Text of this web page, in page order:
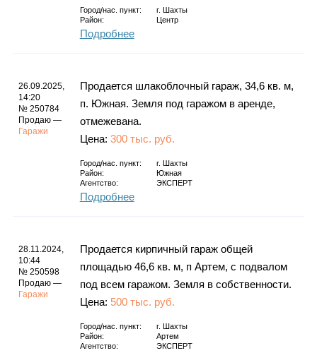
Город/нас. пункт: г.
Шахты
Район:
Центр
Подробнее
26.09.2025,
14:20
№ 250784
Продаю —
Гаражи
Продается шлакоблочный гараж, 34,6 кв. м,
п. Южная. Земля под гаражом в аренде,
отмежевана.
Цена: 300 тыс. руб.
Город/нас. пункт: г.
Шахты
Район:
Южная
Агентство:
ЭКСПЕРТ
Подробнее
28.11.2024,
10:44
№ 250598
Продаю —
Гаражи
Продается кирпичный гараж общей
площадью 46,6 кв. м, п Артем, с подвалом
под всем гаражом. Земля в собственности.
Цена: 500 тыс. руб.
Город/нас. пункт: г.
Шахты
Район:
Артем
Агентство:
ЭКСПЕРТ